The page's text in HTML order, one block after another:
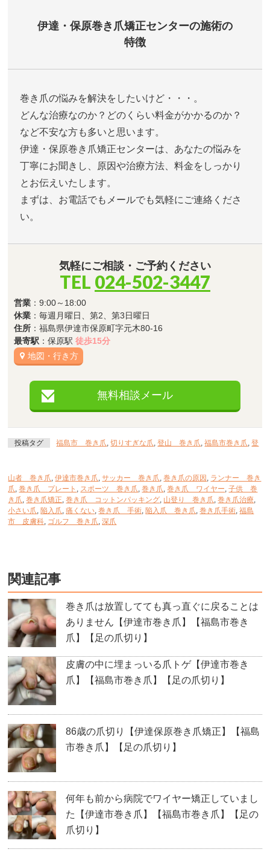
伊達・保原巻き爪矯正センターの施術の
特徴
巻き爪の悩みを解決をしたいけど・・・。
どんな治療なのか？どのくらい料金がかかるのか？
など不安な方も多いと思います。
伊達・保原巻き爪矯正センターは、あなたの悩みを
丁寧にお聞きし、原因や治療方法、料金をしっかり
とお伝えいたします。
まずは、お電話でもメールでも気軽にご連絡くださ
い。
気軽にご相談・ご予約ください
TEL 024-502-3447
営業 ：9:00～18:00
休業 ：毎週月曜日、第2、第3日曜日
住所 ：福島県伊達市保原町字元木80-16
最寄駅 ：保原駅徒歩15分
地図・行き方
無料相談メール
投稿タグ 福島市 巻き爪,切りすぎな爪,登山 巻き爪,福島市巻き爪,登
山者 巻き爪,伊達市巻き爪,サッカー 巻き爪,巻き爪の原因 , ランナー 巻き
爪,巻き爪 プレート , スポーツ 巻き爪,巻き爪,巻き爪 ワイヤー,子供 巻
き爪,巻き爪矯正,巻き爪 コットンパッキング, 山登り 巻き爪,巻き爪治療,
小さい爪, 陥入爪,痛くない,巻き爪 手術, 陥入爪 巻き爪,巻き爪手術,福島
市 皮膚科, ゴルフ 巻き爪,深爪
関連記事
巻き爪は放置してても真っ直ぐに戻ることは
ありません【伊達市巻き爪】【福島市巻き
爪】【足の爪切り】
皮膚の中に埋まっいる爪トゲ【伊達市巻き
爪】【福島市巻き爪】【足の爪切り】
86歳の爪切り【伊達保原巻き爪矯正】【福島
市巻き爪】【足の爪切り】
何年も前から病院でワイヤー矯正していまし
た【伊達市巻き爪】【福島市巻き爪】【足の
爪切り】